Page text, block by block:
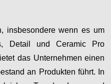
insbesondere wenn es um
Detail und Ceramic Pro
das Unternehmen einen
an Produkten führt. In